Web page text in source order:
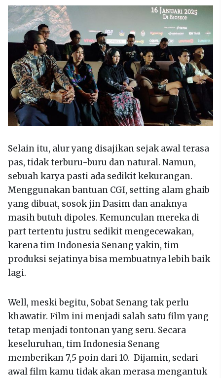
Selain itu, alur yang disajikan sejak awal terasa
pas, tidak terburu-buru dan natural. Namun,
sebuah karya pasti ada sedikit kekurangan.
Menggunakan bantuan CGI, setting alam ghaib
yang dibuat, sosok jin Dasim dan anaknya
masih butuh dipoles. Kemunculan mereka di
part tertentu justru sedikit mengecewakan,
karena tim Indonesia Senang yakin, tim
produksi sejatinya bisa membuatnya lebih baik
lagi.
Well, meski begitu, Sobat Senang tak perlu
khawatir. Film ini menjadi salah satu film yang
tetap menjadi tontonan yang seru. Secara
keseluruhan, tim Indonesia Senang
memberikan 7,5 poin dari 10. Dijamin, sedari
awal film kamu tidak akan merasa mengantuk